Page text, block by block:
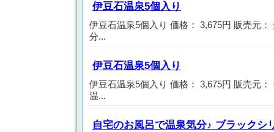
伊豆石温泉5個入り
伊豆石温泉5個入り 価格： 3,675円 販売元
分...
伊豆石温泉5個入り
伊豆石温泉5個入り 価格： 3,675円 販売元
温...
自宅のお風呂で温泉気分♪ ブラックシ